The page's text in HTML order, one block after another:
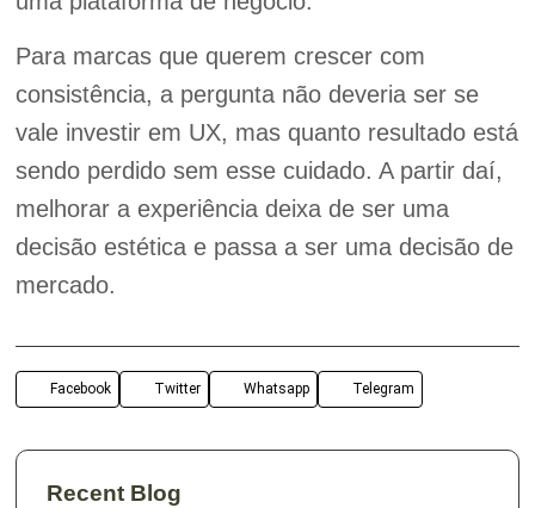
Para marcas que querem crescer com
consistência, a pergunta não deveria ser se
vale investir em UX, mas quanto resultado está
sendo perdido sem esse cuidado. A partir daí,
melhorar a experiência deixa de ser uma
decisão estética e passa a ser uma decisão de
mercado.
Facebook Twitter Whatsapp Telegram
Recent Blog